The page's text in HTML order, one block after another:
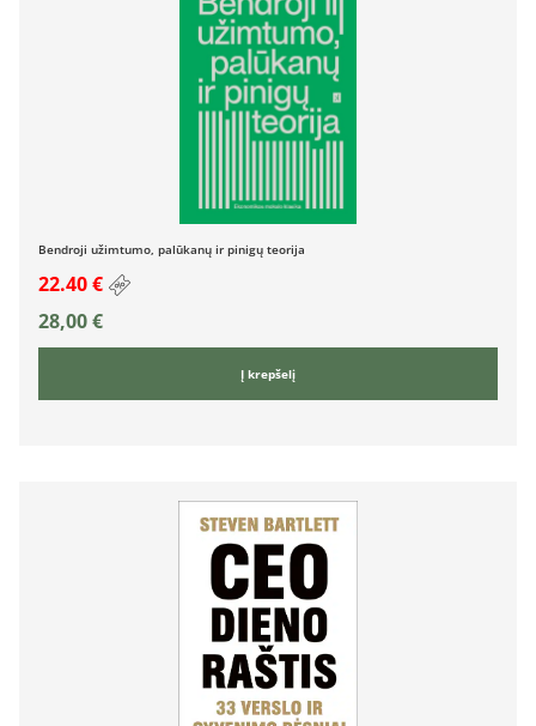
Bendroji užimtumo, palūkanų ir pinigų teorija
22.40 €
28,00€
Į krepšelį